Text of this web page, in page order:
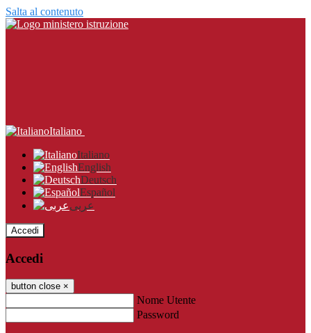
Salta al contenuto
Italiano
Italiano
English
Deutsch
Español
عربى
Accedi
Accedi
button close ×
Nome Utente
Password